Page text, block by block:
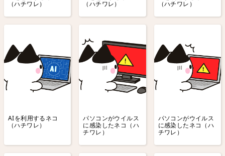
（ハチワレ）
（ハチワレ）
（ハチワレ）
AIを利用するネコ
（ハチワレ）
パソコンがウイルス
に感染したネコ（ハ
チワレ）
パソコンがウイルス
に感染したネコ（ハ
チワレ）